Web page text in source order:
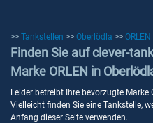
>> Tankstellen >> Oberlödla >> ORLEN
Finden Sie auf clever-
Marke ORLEN in
Leider betreibt Ihre bevorzugte Marke
Vielleicht finden Sie eine Tankstelle,
Anfang dieser Seite verwenden.